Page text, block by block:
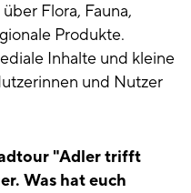
Flora, Fauna,
Produkte.
Inhalte und kleine
und Nutzer
"Adler trifft
Was hat euch